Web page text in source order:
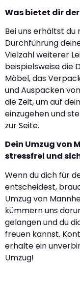
Was bietet dir
Bei uns erhältst
Durchführung
Vielzahl weiterer
beispielsweise die
Möbel, das
und Auspacken
die Zeit, um auf
einzugehen und
zur Seite.
Dein Umzug von
stressfrei und
Wenn du dich für
entscheidest,
Umzug von
kümmern uns
gelangen und du
freuen kannst.
erhalte ein
Umzug!